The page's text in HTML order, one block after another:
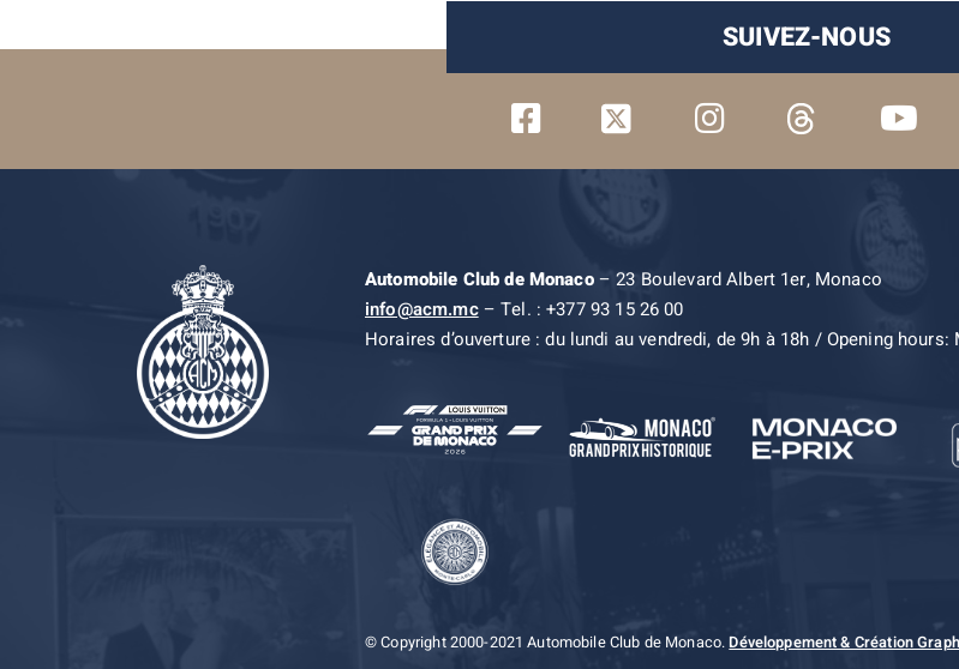
SUIVEZ-NOUS
Automobile Club de Monaco– 23 Boulevard Albert 1er, Monaco
info@acm.mc– Tel. : +377 93 15 26 00
Horaires d’ouverture : du lundi au vendredi, de 9h à 18h / Opening
© Copyright 2000-2021 Automobile Club de Monaco.Développement & Création